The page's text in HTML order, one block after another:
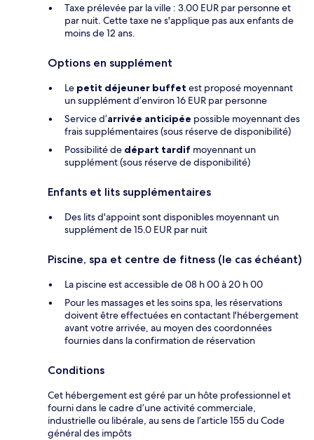
Taxe prélevée par la ville : 3.00 EUR par personne et
par nuit. Cette taxe ne s'applique pas aux enfants de
moins de 12 ans.
Options en supplément
Le petit déjeuner buffet est proposé moyennant
un supplément d’environ 16 EUR par personne
Service d’arrivée anticipée possible moyennant des
frais supplémentaires (sous réserve de disponibilité)
Possibilité de départ tardif moyennant un
supplément (sous réserve de disponibilité)
Enfants et lits supplémentaires
Des lits d'appoint sont disponibles moyennant un
supplément de 15.0 EUR par nuit
Piscine, spa et centre de fitness (le cas échéant)
La piscine est accessible de 08 h 00 à 20 h 00
Pour les massages et les soins spa, les réservations
doivent être effectuées en contactant l'hébergement
avant votre arrivée, au moyen des coordonnées
fournies dans la confirmation de réservation
Conditions
Cet hébergement est géré par un hôte professionnel et
fourni dans le cadre d’une activité commerciale,
industrielle ou libérale, au sens de l’article 155 du Code
général des impôts